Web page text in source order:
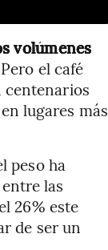
volúmenes
el café
centenarios
lugares más
peso ha
las
26% este
de ser un